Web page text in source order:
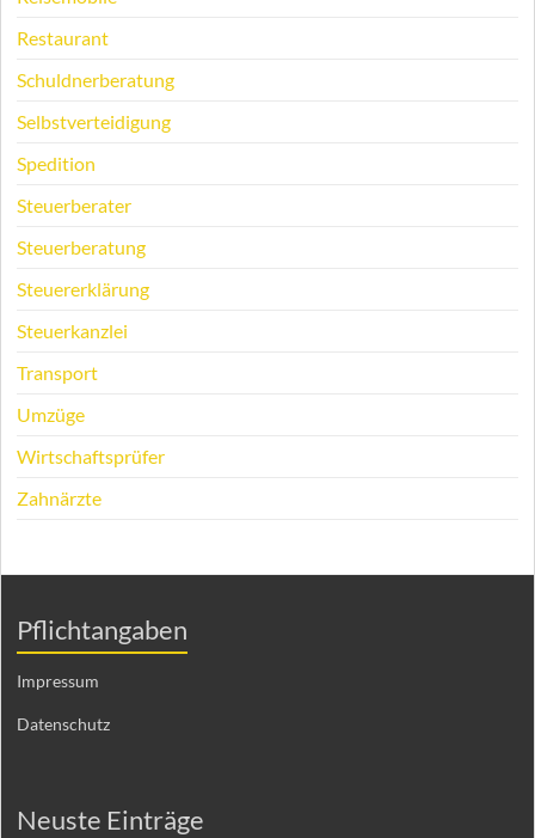
Restaurant
Schuldnerberatung
Selbstverteidigung
Spedition
Steuerberater
Steuerberatung
Steuererklärung
Steuerkanzlei
Transport
Umzüge
Wirtschaftsprüfer
Zahnärzte
Pflichtangaben
Impressum
Datenschutz
Neuste Einträge